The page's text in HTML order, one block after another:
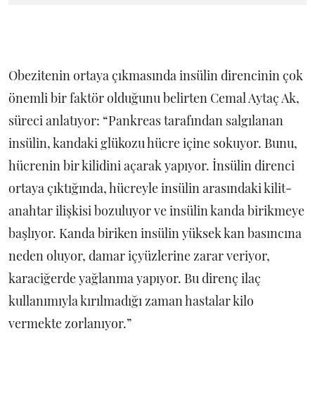
Obezitenin ortaya çıkmasında insülin direncinin çok
önemli bir faktör olduğunu belirten Cemal Aytaç Ak,
süreci anlatıyor: “Pankreas tarafından salgılanan
insülin, kandaki glükozu hücre içine sokuyor. Bunu,
hücrenin bir kilidini açarak yapıyor. İnsülin direnci
ortaya çıktığında, hücreyle insülin arasındaki kilit-
anahtar ilişkisi bozuluyor ve insülin kanda birikmeye
başlıyor. Kanda biriken insülin yüksek kan basıncına
neden oluyor, damar içyüzlerine zarar veriyor,
karaciğerde yağlanma yapıyor. Bu direnç ilaç
kullanımıyla kırılmadığı zaman hastalar kilo
vermekte zorlanıyor.”